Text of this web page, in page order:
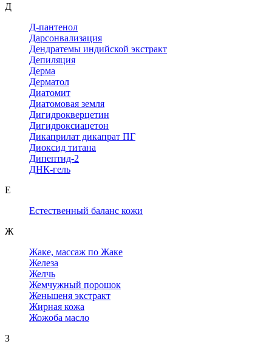
Д
Д-пантенол
Дарсонвализация
Дендратемы индийской экстракт
Депиляция
Дерма
Дерматол
Диатомит
Диатомовая земля
Дигидрокверцетин
Дигидроксиацетон
Дикаприлат дикапрат ПГ
Диоксид титана
Дипептид-2
ДНК-гель
Е
Естественный баланс кожи
Ж
Жаке, массаж по Жаке
Железа
Желчь
Жемчужный порошок
Женьшеня экстракт
Жирная кожа
Жожоба масло
З